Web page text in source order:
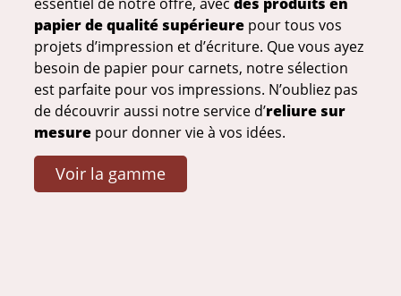
papier de qualité supérieure pour tous vos
projets d’impression et d’écriture. Que vous ayez
besoin de papier pour carnets, notre sélection
est parfaite pour vos impressions. N’oubliez pas
de découvrir aussi notre service d’reliure sur
mesure pour donner vie à vos idées.
Voir la gamme